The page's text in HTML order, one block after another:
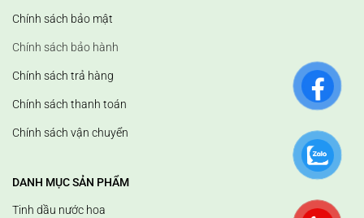
Chính sách bảo mật
Chính sách bảo hành
Chính sách trả hàng
Chính sách thanh toán
Chính sách vận chuyển
DANH MỤC SẢN PHẨM
Tinh dầu nước hoa